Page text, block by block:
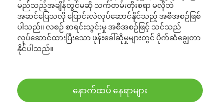
မည်သည့်အချိန်တွင်မဆို သက်တမ်းတိုးစရာ မလိုဘဲ
အဆင်ပြေသလို ပြောင်းလဲလုပ်ဆောင်နိုင်သည့် အစီအစဉ်ဖြစ်
ပါသည်။ လစဉ် စာရင်းသွင်းမှု အစီအစဉ်ဖြင့် သင်သည်
လုပ်ဆောင်ထားပြီးသော ဖုန်းခေါ်ဆိုမှုများတွင် ပိုက်ဆံချွေတာ
နိုင်ပါသည်။
နောက်ထပ် နေရာများ